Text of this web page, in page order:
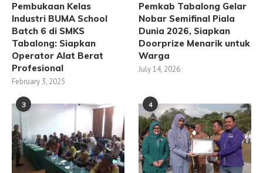
Pembukaan Kelas
Industri BUMA School
Batch 6 di SMKS
Tabalong: Siapkan
Operator Alat Berat
Profesional
February 3, 2025
Pemkab Tabalong Gelar
Nobar Semifinal Piala
Dunia 2026, Siapkan
Doorprize Menarik untuk
Warga
July 14, 2026
3 4